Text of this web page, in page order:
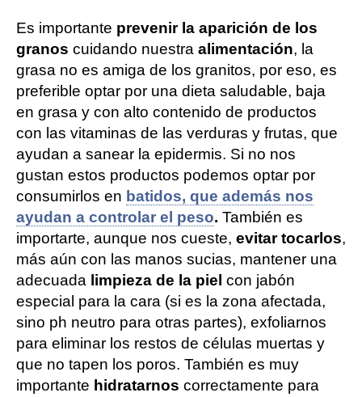
Es importante prevenir la aparición de los
granos cuidando nuestra alimentación, la
grasa no es amiga de los granitos, por eso, es
preferible optar por una dieta saludable, baja
en grasa y con alto contenido de productos
con las vitaminas de las verduras y frutas, que
ayudan a sanear la epidermis. Si no nos
gustan estos productos podemos optar por
consumirlos en batidos, que además nos
ayudan a controlar el peso. También es
importarte, aunque nos cueste, evitar tocarlos,
más aún con las manos sucias, mantener una
adecuada limpieza de la piel con jabón
especial para la cara (si es la zona afectada,
sino ph neutro para otras partes), exfoliarnos
para eliminar los restos de células muertas y
que no tapen los poros. También es muy
importante hidratarnos correctamente para